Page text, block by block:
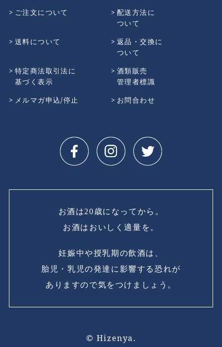
ご注文について
配送方法に
ついて
送料について
返品・交換に
ついて
特定商法取引法に
基づく表示
酒類販売
管理者標識
メルマガ申込/停止
お問合わせ
お酒は20歳になってから。
お酒はおいしく適量を。
妊娠中や授乳期の飲酒は、
胎児・乳児の発達に影響する恐れが
ありますので気をつけましょう。
© Hizenya.